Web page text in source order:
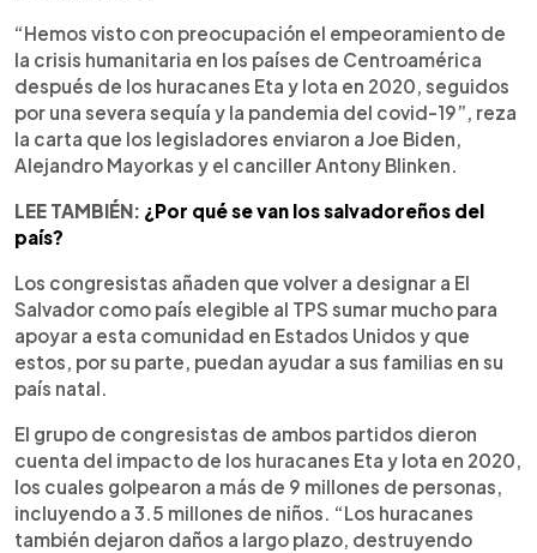
“Hemos visto con preocupación el empeoramiento de
la crisis humanitaria en los países de Centroamérica
después de los huracanes Eta y Iota en 2020, seguidos
por una severa sequía y la pandemia del covid-19”, reza
la carta que los legisladores enviaron a Joe Biden,
Alejandro Mayorkas y el canciller Antony Blinken.
LEE TAMBIÉN: ¿Por qué se van los salvadoreños del
país?
Los congresistas añaden que volver a designar a El
Salvador como país elegible al TPS sumar mucho para
apoyar a esta comunidad en Estados Unidos y que
estos, por su parte, puedan ayudar a sus familias en su
país natal.
El grupo de congresistas de ambos partidos dieron
cuenta del impacto de los huracanes Eta y Iota en 2020,
los cuales golpearon a más de 9 millones de personas,
incluyendo a 3.5 millones de niños. “Los huracanes
también dejaron daños a largo plazo, destruyendo